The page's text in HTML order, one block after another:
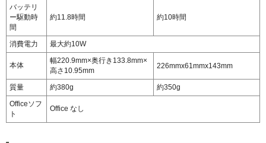
バッテリ
ー駆動時
間
約11.8時間 約10時間
消費電力 最大約10W
本体
幅220.9mm×奥行き133.8mm×
高さ10.95mm
226mmx61mmx143mm
質量 約380g
約350g
Officeソフ
ト
Office なし